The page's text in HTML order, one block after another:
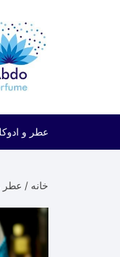
عطر و
مردانه/
خانه / عطر